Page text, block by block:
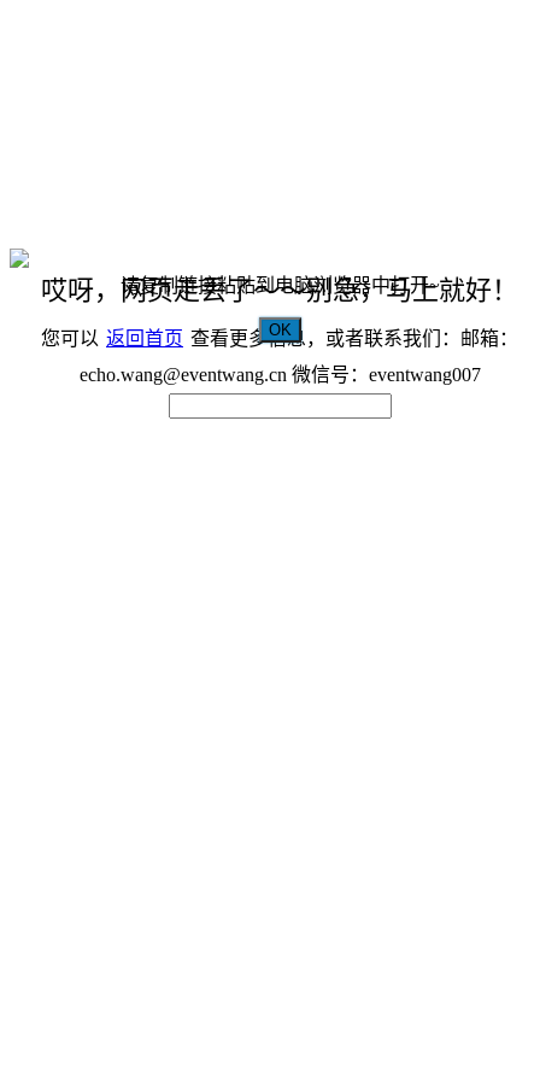
哎呀，网页走丢了～～别急，马上就好！
您可以 返回首页 查看更多信息，或者联系我们：邮箱：
echo.wang@eventwang.cn 微信号：eventwang007
请复制链接粘贴到电脑浏览器中打开~
OK